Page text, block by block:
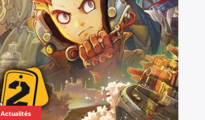
Actualités